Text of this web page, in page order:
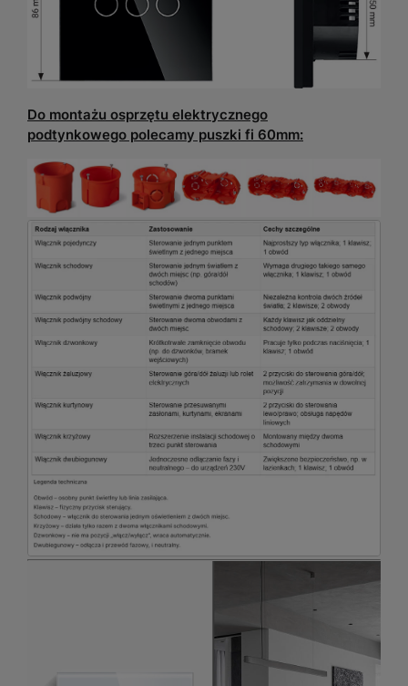
Do montażu osprzętu elektrycznego
podtynkowego polecamy puszki fi 60mm: